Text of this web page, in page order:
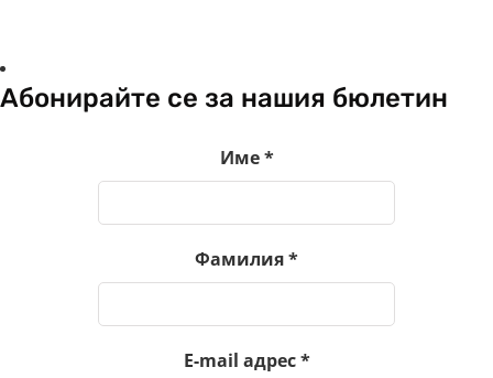
Абонирайте се за нашия бюлетин
Име*
Фамилия*
E-mail адрес*